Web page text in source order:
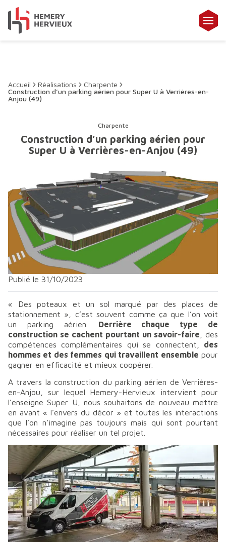
Accueil Réalisations
Charpente
Construction d’un parking aérien pour Super U à Verrières-en-
Anjou (49)
Charpente
Construction d’un parking aérien pour
Super U à Verrières-en-Anjou (49)
Publié le 31/10/2023
« Des poteaux et un sol marqué par des places de
stationnement », c’est souvent comme ça que l’on voit
un parking aérien. Derrière chaque type de
construction se cachent pourtant un savoir-faire , des
compétences complémentaires qui se connectent, des
hommes et des femmes qui travaillent ensemble pour
gagner en efficacité et mieux coopérer.
A travers la construction du parking aérien de Verrières-
en-Anjou, sur lequel Hemery-Hervieux intervient pour
l’enseigne Super U, nous souhaitons de nouveau mettre
en avant « l’envers du décor » et toutes les interactions
que l’on n’imagine pas toujours mais qui sont pourtant
nécessaires pour réaliser un tel projet.